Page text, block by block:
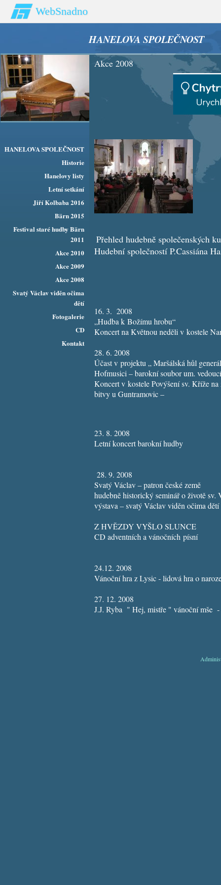
WebSnadno
HANELOVA SPOLEČNOST
HANELOVA SPOLEČNOST
Historie
Hanelovy listy
Letní setkání
Jiří Kolbaba 2016
Bärn 2015
Festival staré hudby Bärn
2011
Akce 2010
Akce 2009
Akce 2008
Svatý Václav viděn očima
dětí
Fotogalerie
CD
Kontakt
Akce 2008
Přehled hudebně společenských
Hudební společností P.Cassiána
16. 3. 2008
„Hudba k Božímu hrobu“
Koncert na Květnou neděli v kostele
28. 6. 2008
Účast v projektu „ Maršálská hůl
Hofmusici – barokní soubor um.
Koncert v kostele Povýšení sv. Kříže
bitvy u Guntramovic –
23. 8. 2008
Letní koncert barokní hudby
28. 9. 2008
Svatý Václav – patron české země
hudebně historický seminář o životě sv.
výstava – svatý Václav viděn očima dětí
Z HVĚZDY VYŠLO SLUNCE
CD adventních a vánočních písní
24.12. 2008
Vánoční hra z Lysic - lidová hra o
27. 12. 2008
J.J. Ryba " Hej, mistře " vánoční mše